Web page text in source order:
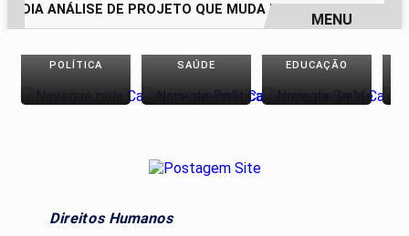
ADIA ANÁLISE DE PROJETO QUE MUDA PROCESSO DE
EM ALTA
MENU
POLÍTICA SAÚDE EDUCAÇÃO
Direitos Humanos